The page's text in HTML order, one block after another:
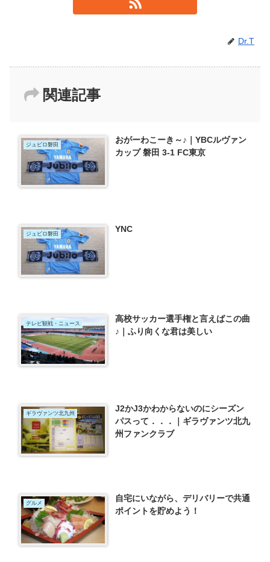
Dr.T
関連記事
ジュビロ磐田
おがーわこーき～♪｜YBCルヴァン
カップ 磐田 3-1 FC東京
ジュビロ磐田 YNC
テレビ観戦・ニュース
高校サッカー選手権と言えばこの曲
♪｜ふり向くな君は美しい
ギラヴァンツ北九州
J2かJ3かわからないのにシーズン
パスって．．．｜ギラヴァンツ北九
州ファンクラブ
グルメ
自宅にいながら、デリバリーで共通
ポイントを貯めよう！